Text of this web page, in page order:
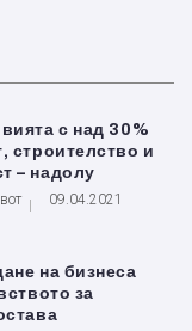
с над 30%
строителство и
– надолу
09.04.2021
на бизнеса
за